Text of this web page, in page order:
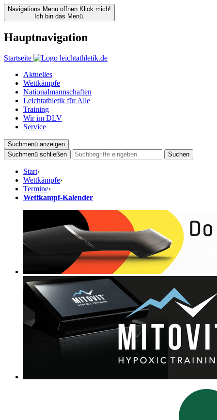
Navigations Menu öffnen Klick mich!
Ich bin das Menü.
Hauptnavigation
Startseite
Aktuelles
Wettkämpfe
Nationalmannschaften
Leichtathletik für Alle
Training
Wir im DLV
Service
Suchmenü anzeigen
Suchmenü schließen
Suchen
Start›
Wettkämpfe›
Termine›
Wettkampf-Kalender